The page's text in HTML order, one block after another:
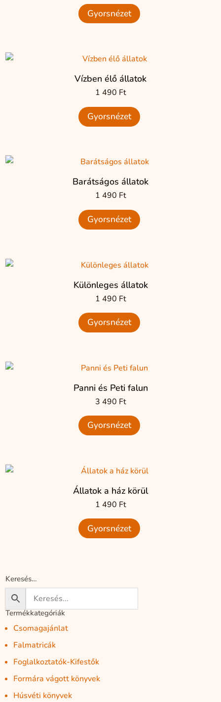
Keresés…
Termékkategóriák
Csomagajánlat
Falmatricák
Foglalkoztatók-Kifestők
Formára vágott könyvek
Húsvéti könyvek
Gyorsnézet
Vízben élő állatok
1 490 Ft
Gyorsnézet
Barátságos állatok
1 490 Ft
Gyorsnézet
Különleges állatok
1 490 Ft
Gyorsnézet
Panni és Peti falun
3 490 Ft
Gyorsnézet
Állatok a ház körül
1 490 Ft
Gyorsnézet